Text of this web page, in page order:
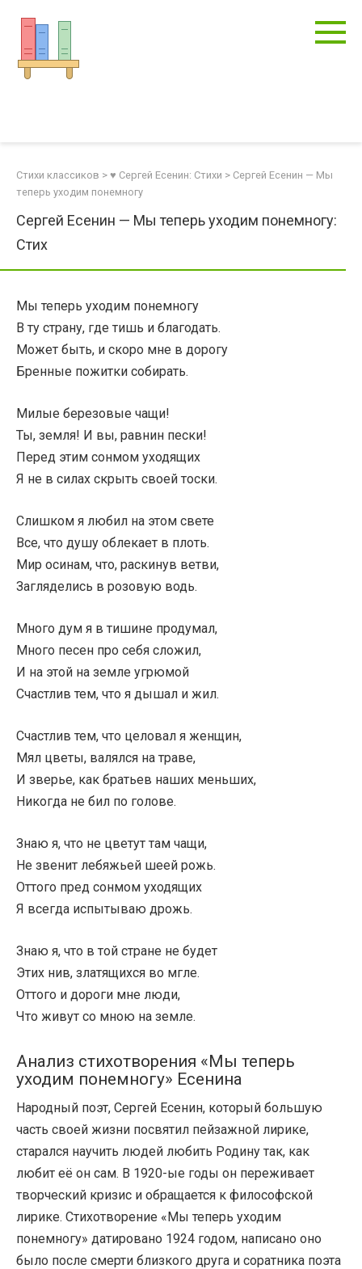
контенту
Стихи классиков > ♥ Сергей Есенин: Стихи > Сергей Есенин — Мы
теперь уходим понемногу
Сергей Есенин — Мы теперь уходим понемногу:
Стих
Мы теперь уходим понемногу
В ту страну, где тишь и благодать.
Может быть, и скоро мне в дорогу
Бренные пожитки собирать.
Милые березовые чащи!
Ты, земля! И вы, равнин пески!
Перед этим сонмом уходящих
Я не в силах скрыть своей тоски.
Слишком я любил на этом свете
Все, что душу облекает в плоть.
Мир осинам, что, раскинув ветви,
Загляделись в розовую водь.
Много дум я в тишине продумал,
Много песен про себя сложил,
И на этой на земле угрюмой
Счастлив тем, что я дышал и жил.
Счастлив тем, что целовал я женщин,
Мял цветы, валялся на траве,
И зверье, как братьев наших меньших,
Никогда не бил по голове.
Знаю я, что не цветут там чащи,
Не звенит лебяжьей шеей рожь.
Оттого пред сонмом уходящих
Я всегда испытываю дрожь.
Знаю я, что в той стране не будет
Этих нив, златящихся во мгле.
Оттого и дороги мне люди,
Что живут со мною на земле.
Анализ стихотворения «Мы теперь
уходим понемногу» Есенина
Народный поэт, Сергей Есенин, который большую
часть своей жизни посвятил пейзажной лирике,
старался научить людей любить Родину так, как
любит её он сам. В 1920-ые годы он переживает
творческий кризис и обращается к философской
лирике. Стихотворение «Мы теперь уходим
понемногу» датировано 1924 годом, написано оно
было после смерти близкого друга и соратника поэта